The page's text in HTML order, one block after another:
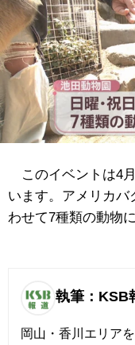
このイベントは4
います。アメリカバ
わせて7種類の動物
執筆：KSB
岡山・香川エリア